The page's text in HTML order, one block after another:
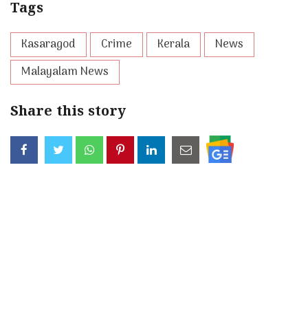
Tags
Kasaragod Crime Kerala
News
Malayalam News
Share this story